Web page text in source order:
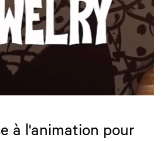
à l'animation pour